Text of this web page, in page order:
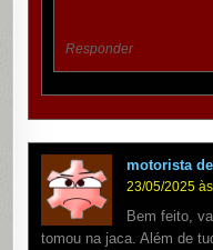
Responder
motorista
23/05/2025
Bem feito,
tomou na jaca. Além de